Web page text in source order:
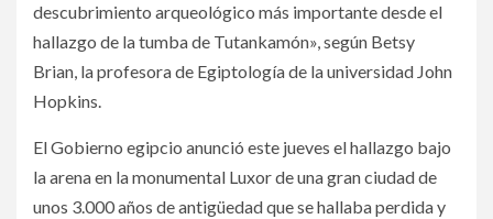
descubrimiento arqueológico más importante desde el
hallazgo de la tumba de Tutankamón», según Betsy
Brian, la profesora de Egiptología de la universidad John
Hopkins.
El Gobierno egipcio anunció este jueves el hallazgo bajo
la arena en la monumental Luxor de una gran ciudad de
unos 3.000 años de antigüedad que se hallaba perdida y